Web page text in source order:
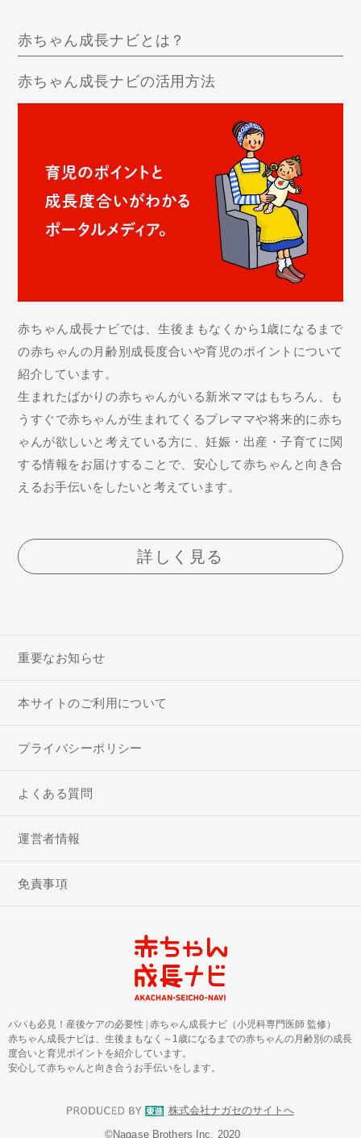
赤ちゃん成長ナビとは？
赤ちゃん成長ナビの活用方法
赤ちゃん成長ナビでは、生後まもなくから1歳になるまで
の赤ちゃんの月齢別成長度合いや育児のポイントについて
紹介しています。
生まれたばかりの赤ちゃんがいる新米ママはもちろん、も
うすぐで赤ちゃんが生まれてくるプレママや将来的に赤ち
ゃんが欲しいと考えている方に、妊娠・出産・子育てに関
する情報をお届けすることで、安心して赤ちゃんと向き合
えるお手伝いをしたいと考えています。
詳しく見る
重要なお知らせ
本サイトのご利用について
プライバシーポリシー
よくある質問
運営者情報
免責事項
パパも必見！産後ケアの必要性 | 赤ちゃん成長ナビ（小児科専門医師 監修）
赤ちゃん成長ナビは、生後まもなく～1歳になるまでの赤ちゃんの月齢別の成長
度合いと育児ポイントを紹介しています。
安心して赤ちゃんと向き合うお手伝いをします。
株式会社ナガセのサイトへ
©︎Nagase Brothers Inc. 2020